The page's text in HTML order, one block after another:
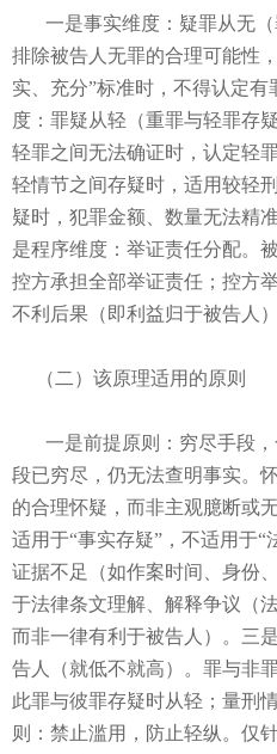
一是事实维度：疑罪从无（
排除被告人无罪的合理可能性
实、充分”标准时，不得认定
度：罪疑从轻（重罪与轻罪存
轻罪之间无法确证时，认定轻
轻情节之间存疑时，适用较轻
疑时，犯罪金额、数量无法精
是程序维度：举证责任分配。
控方承担全部举证责任；控方
不利后果（即利益归于被告人）
（二）该原理适用的原则
一是前提原则：穷尽手段，
段已穷尽，仍无法查明事实。
的合理怀疑，而非主观臆断或
适用于“事实存疑”，不适用于“
证据不足（如作案时间、身份
于法律条文理解、解释争议（
而非一律有利于被告人）。三
告人（就低不就高）。罪与非
此罪与彼罪存疑时从轻；量刑
则：禁止滥用，防止轻纵。仅